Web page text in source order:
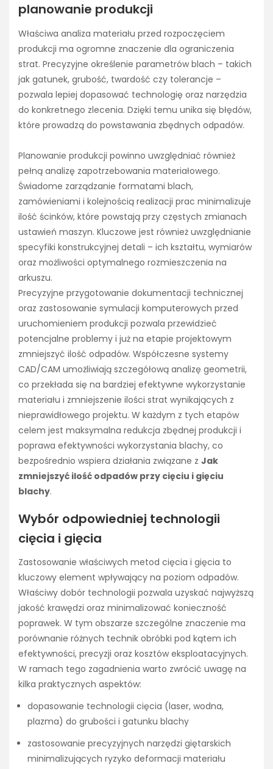
planowanie produkcji
Właściwa analiza materiału przed rozpoczęciem
produkcji ma ogromne znaczenie dla ograniczenia
strat. Precyzyjne określenie parametrów blach – takich
jak gatunek, grubość, twardość czy tolerancje –
pozwala lepiej dopasować technologię oraz narzędzia
do konkretnego zlecenia. Dzięki temu unika się błędów,
które prowadzą do powstawania zbędnych odpadów.
Planowanie produkcji powinno uwzględniać również
pełną analizę zapotrzebowania materiałowego.
Świadome zarządzanie formatami blach,
zamówieniami i kolejnością realizacji prac minimalizuje
ilość ścinków, które powstają przy częstych zmianach
ustawień maszyn. Kluczowe jest również uwzględnianie
specyfiki konstrukcyjnej detali – ich kształtu, wymiarów
oraz możliwości optymalnego rozmieszczenia na
arkuszu.
Precyzyjne przygotowanie dokumentacji technicznej
oraz zastosowanie symulacji komputerowych przed
uruchomieniem produkcji pozwala przewidzieć
potencjalne problemy i już na etapie projektowym
zmniejszyć ilość odpadów. Współczesne systemy
CAD/CAM umożliwiają szczegółową analizę geometrii,
co przekłada się na bardziej efektywne wykorzystanie
materiału i zmniejszenie ilości strat wynikających z
nieprawidłowego projektu. W każdym z tych etapów
celem jest maksymalna redukcja zbędnej produkcji i
poprawa efektywności wykorzystania blachy, co
bezpośrednio wspiera działania związane z Jak
zmniejszyć ilość odpadów przy cięciu i gięciu
blachy.
Wybór odpowiedniej technologii
cięcia i gięcia
Zastosowanie właściwych metod cięcia i gięcia to
kluczowy element wpływający na poziom odpadów.
Właściwy dobór technologii pozwala uzyskać najwyższą
jakość krawędzi oraz minimalizować konieczność
poprawek. W tym obszarze szczególne znaczenie ma
porównanie różnych technik obróbki pod kątem ich
efektywności, precyzji oraz kosztów eksploatacyjnych.
W ramach tego zagadnienia warto zwrócić uwagę na
kilka praktycznych aspektów:
dopasowanie technologii cięcia (laser, wodna,
plazma) do grubości i gatunku blachy
zastosowanie precyzyjnych narzędzi giętarskich
minimalizujących ryzyko deformacji materiału